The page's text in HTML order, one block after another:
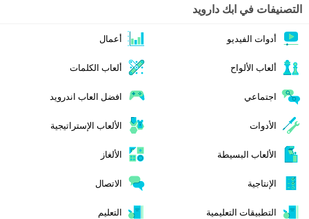
التصنيفات في ابك دارويد
أدوات الفيديو أعمال
ألعاب الألواح ألعاب الكلمات
اجتماعي افضل العاب اندرويد
الأدوات الألعاب الإستراتيجية
الألعاب البسيطة الألغاز
الإنتاجية الاتصال
التطبيقات التعليمية التعليم